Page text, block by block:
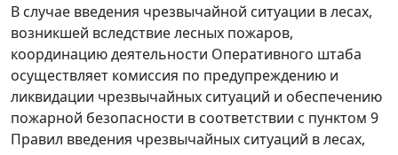
В случае введения чрезвычайной ситуации в лесах,
возникшей вследствие лесных пожаров,
координацию деятельности Оперативного штаба
осуществляет комиссия по предупреждению и
ликвидации чрезвычайных ситуаций и обеспечению
пожарной безопасности в соответствии с пунктом 9
Правил введения чрезвычайных ситуаций в лесах,